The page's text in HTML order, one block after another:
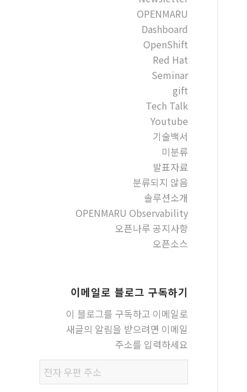
OPENMARU
Dashboard
OpenShift
Red Hat
Seminar
gift
Tech Talk
Youtube
기술백서
미분류
발표자료
분류되지 않음
솔루션소개
OPENMARU Observability
오픈나루 공지사항
오픈소스
이메일로 블로그 구독하기
이 블로그를 구독하고 이메일로
새글의 알림을 받으려면 이메일
주소를 입력하세요
우편